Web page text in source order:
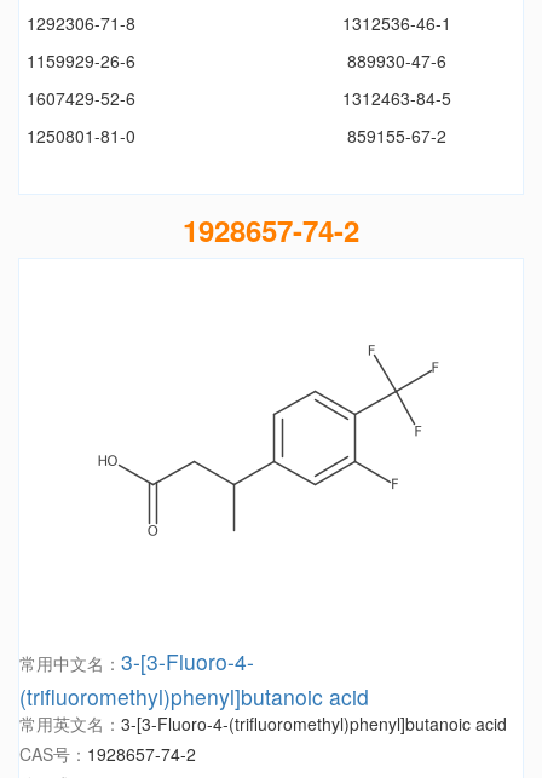
1292306-71-8
1312536-46-1
1159929-26-6
889930-47-6
1607429-52-6
1312463-84-5
1250801-81-0
859155-67-2
1928657-74-2
常用中文名： 3-[3-Fluoro-4-
(trifluoromethyl)phenyl]butanoic acid
常用英文名： 3-[3-Fluoro-4-(trifluoromethyl)phenyl]butanoic acid
CAS号： 1928657-74-2